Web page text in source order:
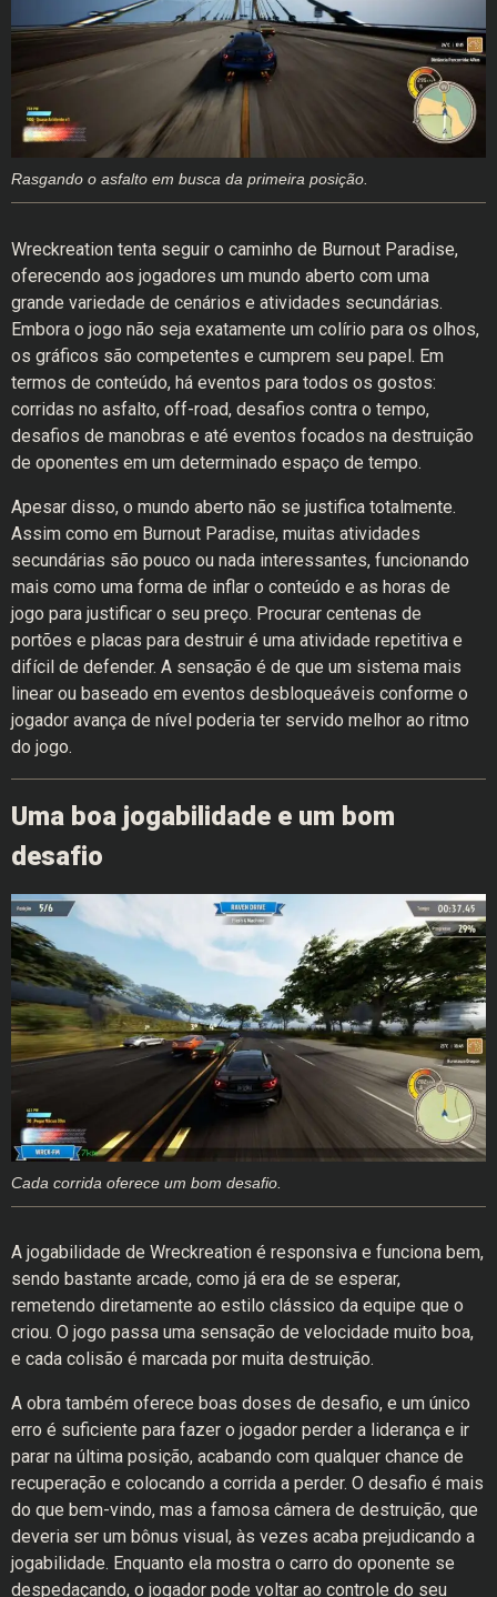
Rasgando o asfalto em busca da primeira posição.
Wreckreation tenta seguir o caminho de Burnout Paradise,
oferecendo aos jogadores um mundo aberto com uma
grande variedade de cenários e atividades secundárias.
Embora o jogo não seja exatamente um colírio para os olhos,
os gráficos são competentes e cumprem seu papel. Em
termos de conteúdo, há eventos para todos os gostos:
corridas no asfalto, off-road, desafios contra o tempo,
desafios de manobras e até eventos focados na destruição
de oponentes em um determinado espaço de tempo.
Apesar disso, o mundo aberto não se justifica totalmente.
Assim como em Burnout Paradise, muitas atividades
secundárias são pouco ou nada interessantes, funcionando
mais como uma forma de inflar o conteúdo e as horas de
jogo para justificar o seu preço. Procurar centenas de
portões e placas para destruir é uma atividade repetitiva e
difícil de defender. A sensação é de que um sistema mais
linear ou baseado em eventos desbloqueáveis conforme o
jogador avança de nível poderia ter servido melhor ao ritmo
do jogo.
Uma boa jogabilidade e um bom
desafio
Cada corrida oferece um bom desafio.
A jogabilidade de Wreckreation é responsiva e funciona bem,
sendo bastante arcade, como já era de se esperar,
remetendo diretamente ao estilo clássico da equipe que o
criou. O jogo passa uma sensação de velocidade muito boa,
e cada colisão é marcada por muita destruição.
A obra também oferece boas doses de desafio, e um único
erro é suficiente para fazer o jogador perder a liderança e ir
parar na última posição, acabando com qualquer chance de
recuperação e colocando a corrida a perder. O desafio é mais
do que bem-vindo, mas a famosa câmera de destruição, que
deveria ser um bônus visual, às vezes acaba prejudicando a
jogabilidade. Enquanto ela mostra o carro do oponente se
despedaçando, o jogador pode voltar ao controle do seu